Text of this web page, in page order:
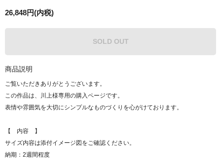
26,848円(内税)
SOLD OUT
商品説明
ご覧いただきありがとうございます。
この作品は、川上様専用の購入ページです。
表情や雰囲気を大切にシンプルなものづくりを心がけております。
【 内容 】
サイズ内容は添付イメージ図をご確認ください。
納期：2週間程度